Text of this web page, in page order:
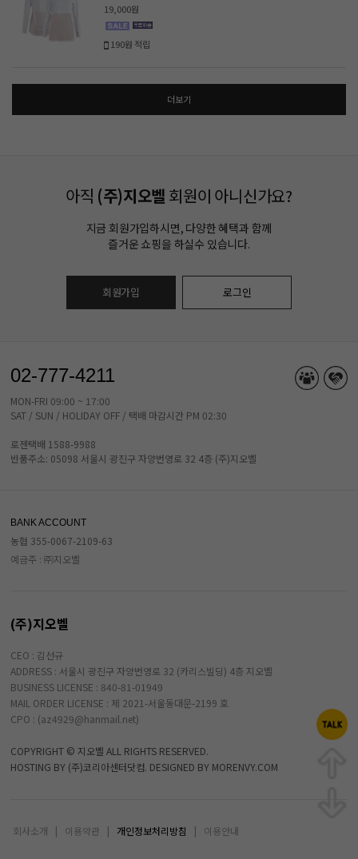
19,000원
190원 적립
더보기
아직 (주)지오벨 회원이 아니신가요?
지금 회원가입하시면, 다양한 혜택과 함께
즐거운 쇼핑을 하실수 있습니다.
회원가입 로그인
02-777-4211
MON-FRI 09:00 ~ 17:00
SAT / SUN / HOLIDAY OFF / 택배 마감시간 PM 02:30
로젠택배 1588-9988
반품주소: 05098 서울시 광진구 자양번영로 32 4층 (주)지오벨
BANK ACCOUNT
농협 355-0067-2109-63
예금주 : ㈜지오벨
(주)지오벨
CEO : 김선규
ADDRESS : 서울시 광진구 자양번영로 32 (카리스빌딩) 4층 지오벨
BUSINESS LICENSE : 840-81-01949
MAIL ORDER LICENSE : 제 2021-서울동대문-2199 호
CPO : (az4929@hanmail.net)
COPYRIGHT © 지오벨 ALL RIGHTS RESERVED.
HOSTING BY (주)코리아센터닷컴. DESIGNED BY MORENVY.COM
회사소개 | 이용약관 | 개인정보처리방침 | 이용안내